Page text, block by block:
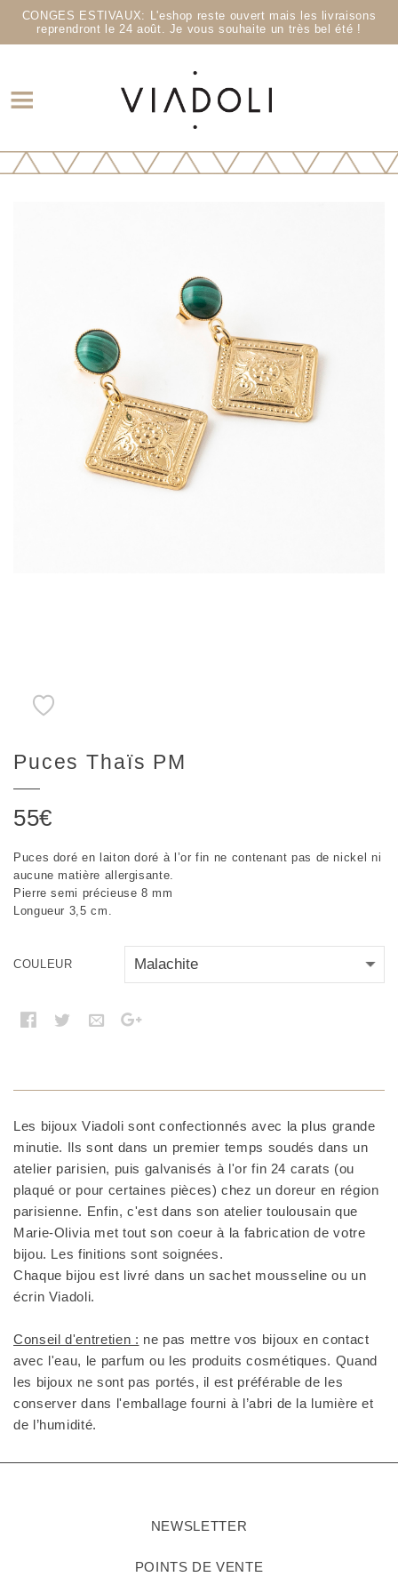
CONGES ESTIVAUX: L'eshop reste ouvert mais les livraisons
reprendront le 24 août. Je vous souhaite un très bel été !
Puces Thaïs PM
55€
Puces doré en laiton doré à l’or fin ne contenant pas de nickel ni
aucune matière allergisante.
Pierre semi précieuse 8 mm
Longueur 3,5 cm.
COULEUR
Les bijoux Viadoli sont confectionnés avec la plus grande
minutie. Ils sont dans un premier temps soudés dans un
atelier parisien, puis galvanisés à l'or fin 24 carats (ou
plaqué or pour certaines pièces) chez un doreur en région
parisienne. Enfin, c'est dans son atelier toulousain que
Marie-Olivia met tout son coeur à la fabrication de votre
bijou. Les finitions sont soignées.
Chaque bijou est livré dans un sachet mousseline ou un
écrin Viadoli.
Conseil d'entretien : ne pas mettre vos bijoux en contact
avec l'eau, le parfum ou les produits cosmétiques. Quand
les bijoux ne sont pas portés, il est préférable de les
conserver dans l'emballage fourni à l’abri de la lumière et
de l’humidité.
NEWSLETTER
POINTS DE VENTE